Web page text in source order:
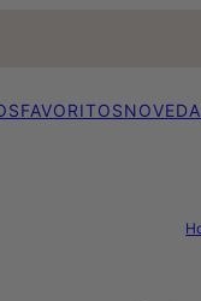
FAVORITOS